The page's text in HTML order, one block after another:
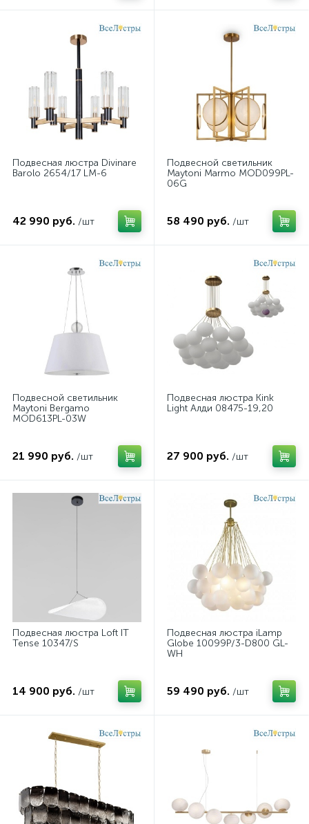
Подвесная люстра Divinare
Barolo 2654/17 LM-6
42 990 руб. /шт
Подвесной светильник
Maytoni Marmo MOD099PL-
06G
58 490 руб. /шт
Подвесной светильник
Maytoni Bergamo
MOD613PL-03W
21 990 руб. /шт
Подвесная люстра Kink
Light Алди 08475-19,20
27 900 руб. /шт
Подвесная люстра Loft IT
Tense 10347/S
14 900 руб. /шт
Подвесная люстра iLamp
Globe 10099P/3-D800 GL-
WH
59 490 руб. /шт